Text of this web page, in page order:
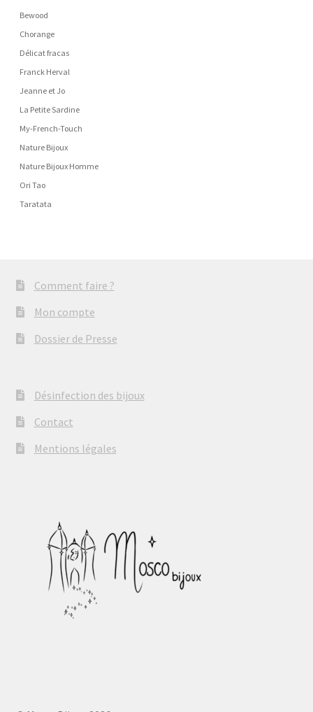
Bewood
Chorange
Délicat fracas
Franck Herval
Jeanne et Jo
La Petite Sardine
My-French-Touch
Nature Bijoux
Nature Bijoux Homme
Ori Tao
Taratata
Comment faire ?
Mon compte
Dossier de Presse
Désinfection des bijoux
Contact
Mentions légales